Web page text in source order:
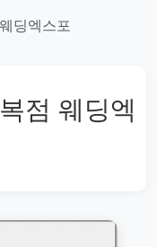
딩엑스포
점 웨딩엑